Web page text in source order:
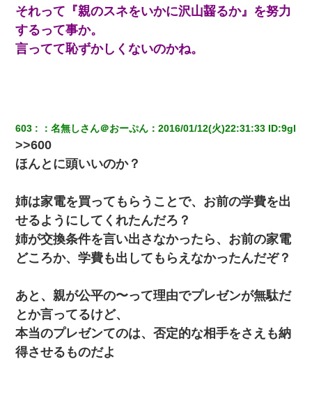
それって『親のスネをいかに沢山齧るか』を努力
するって事か。
言ってて恥ずかしくないのかね。
603 ：名無しさん＠おーぷん ：2016/01/12(火)22:31:33 ID:9gl
>>600
ほんとに頭いいのか？
姉は家電を買ってもらうことで、お前の学費を出
せるようにしてくれたんだろ？
姉が交換条件を言い出さなかったら、お前の家電
どころか、学費も出してもらえなかったんだぞ？
あと、親が公平の〜って理由でプレゼンが無駄だ
とか言ってるけど、
本当のプレゼンてのは、否定的な相手をさえも納
得させるものだよ